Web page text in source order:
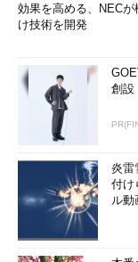
効果を高める、NECが
け技術を開発
創設
炎雷
付け
ル動